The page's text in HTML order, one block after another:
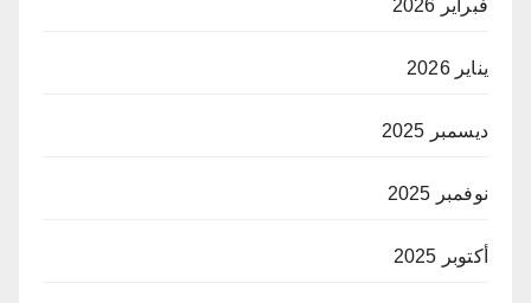
فبراير 2026
يناير 2026
ديسمبر 2025
نوفمبر 2025
أكتوبر 2025